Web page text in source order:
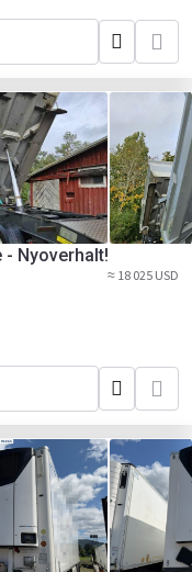
Remorque benne Maur Trippelkjerre - Nyoverhalt!
≈ 18 025 USD